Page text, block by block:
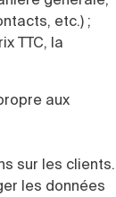
etc.) ;
TTC, la
aux
sur les clients.
les données